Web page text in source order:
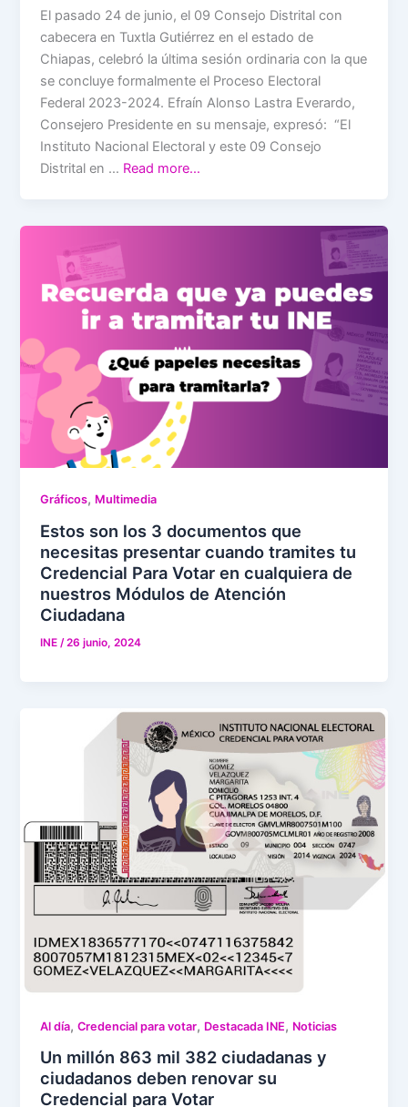
El pasado 24 de junio, el 09 Consejo Distrital con
cabecera en Tuxtla Gutiérrez en el estado de
Chiapas, celebró la última sesión ordinaria con la que
se concluye formalmente el Proceso Electoral
Federal 2023-2024. Efraín Alonso Lastra Everardo,
Consejero Presidente en su mensaje, expresó: “El
Instituto Nacional Electoral y este 09 Consejo
Distrital en … Read more…
Gráficos, Multimedia
Estos son los 3 documentos que
necesitas presentar cuando tramites tu
Credencial Para Votar en cualquiera de
nuestros Módulos de Atención
Ciudadana
INE/26 junio, 2024
Al día,Credencial para votar, Destacada INE, Noticias
Un millón 863 mil 382 ciudadanas y
ciudadanos deben renovar su
Credencial para Votar